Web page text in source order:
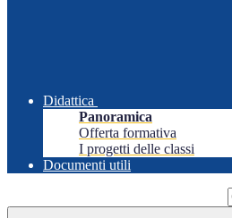
Didattica
Panoramica
Offerta formativa
I progetti delle classi
Documenti utili